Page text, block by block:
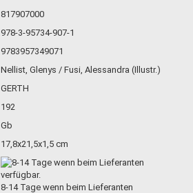
817907000
978-3-95734-907-1
9783957349071
Nellist, Glenys / Fusi, Alessandra (Illustr.)
GERTH
192
Gb
17,8x21,5x1,5 cm
8-14 Tage wenn beim Lieferanten